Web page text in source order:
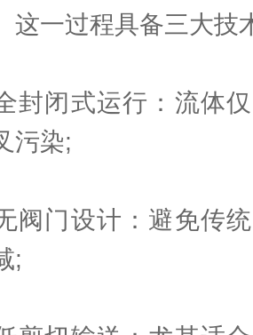
这一过程具备三大技
闭式运行：流体仅
污染;
门设计：避免传统
;